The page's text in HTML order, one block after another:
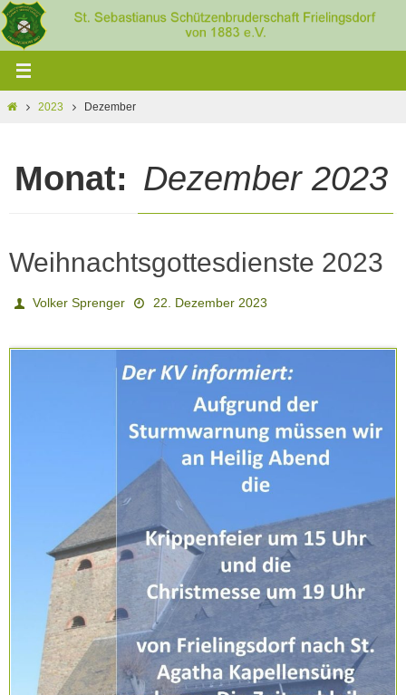
Zum
Inhalt
Home2023 Dezember
Monat: Dezember 2023
Weihnachtsgottesdienste 2023
Volker Sprenger 22. Dezember 2023